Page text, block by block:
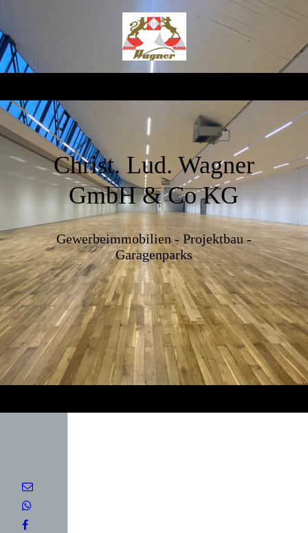
Christ. Lud. Wagner
GmbH & Co KG
Gewerbeimmobilien - Projektbau -
Garagenparks